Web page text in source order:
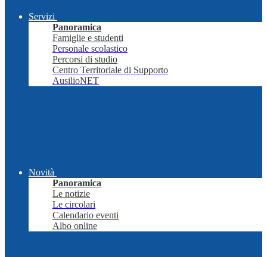
Servizi
Panoramica
Famiglie e studenti
Personale scolastico
Percorsi di studio
Centro Territoriale di Supporto
AusilioNET
Novità
Panoramica
Le notizie
Le circolari
Calendario eventi
Albo online